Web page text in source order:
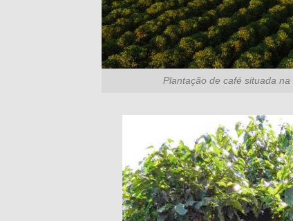
Plantação de café situada